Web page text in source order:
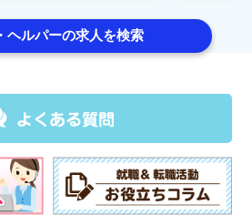
ヘルパーの求人を検索
よくある質問